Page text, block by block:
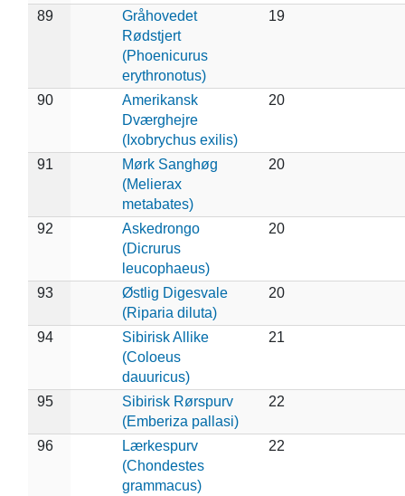
89
Gråhovedet
Rødstjert
(Phoenicurus
erythronotus)
19
90
Amerikansk
Dværghejre
(Ixobrychus exilis)
20
91
Mørk Sanghøg
(Melierax
metabates)
20
92
Askedrongo
(Dicrurus
leucophaeus)
20
93
Østlig Digesvale
(Riparia diluta)
20
94
Sibirisk Allike
(Coloeus
dauuricus)
21
95
Sibirisk Rørspurv
(Emberiza pallasi)
22
96
Lærkespurv
(Chondestes
grammacus)
22